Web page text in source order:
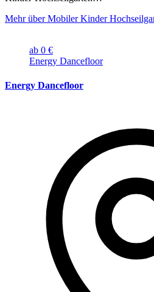
Mehr über Mobiler Kinder
ab 0 €
Energy Dancefloor
Energy Dancefloor